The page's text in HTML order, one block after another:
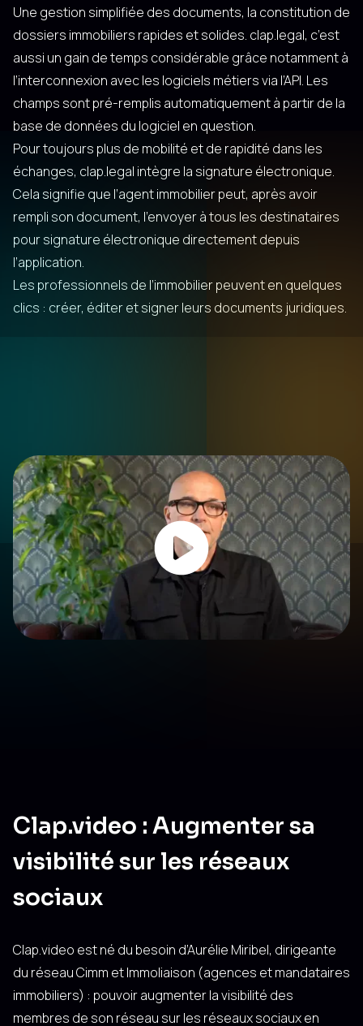
Une gestion simplifiée des documents, la constitution de
dossiers immobiliers rapides et solides. clap.legal, c’est
aussi un gain de temps considérable grâce notamment à
l’interconnexion avec les logiciels métiers via l’API. Les
champs sont pré-remplis automatiquement à partir de la
base de données du logiciel en question.
Pour toujours plus de mobilité et de rapidité dans les
échanges, clap.legal intègre la signature électronique.
Cela signifie que l’agent immobilier peut, après avoir
rempli son document, l’envoyer à tous les destinataires
pour signature électronique directement depuis
l’application.
Les professionnels de l’immobilier peuvent en quelques
clics : créer, éditer et signer leurs documents juridiques.
Clap.video : Augmenter sa
visibilité sur les réseaux
sociaux
Clap.video est né du besoin d’Aurélie Miribel, dirigeante
du réseau Cimm et Immoliaison (agences et mandataires
immobiliers) : pouvoir augmenter la visibilité des
membres de son réseau sur les réseaux sociaux en